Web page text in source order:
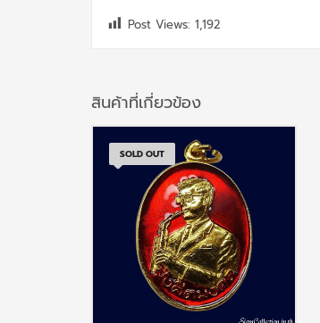
Post Views: 1,192
สินค้าที่เกี่ยวข้อง
SOLD OUT